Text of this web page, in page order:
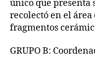
único que presenta
recolectó en el área
fragmentos
GRUPO B: